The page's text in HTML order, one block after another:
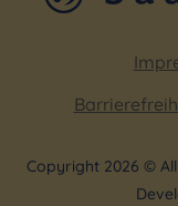
Copyright 2026 ©